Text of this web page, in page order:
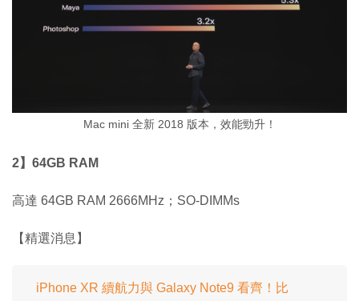
Mac mini 全新 2018 版本，效能勁升！
2】64GB RAM
高達 64GB RAM 2666MHz；SO-DIMMs
【精選消息】
iPhone XR 續航力與 Galaxy Note9 看齊！比